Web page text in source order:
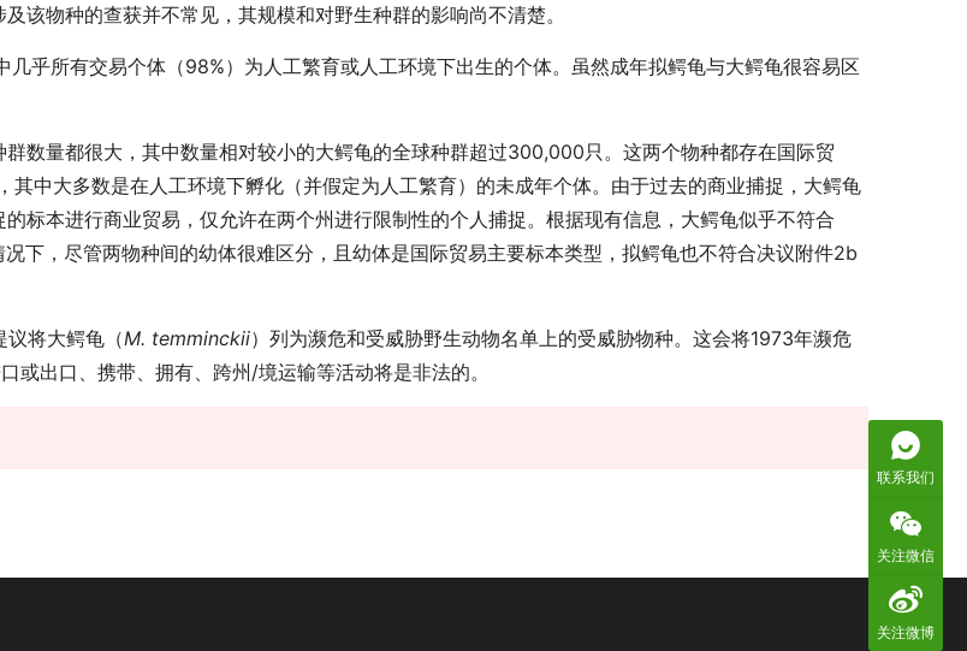
该物种的查获并不常见，其规模和对野生种群的影响尚不清楚。
乎所有交易个体（98%）为人工繁育或人工环境下出生的个体。虽然成年拟鳄龟与大鳄龟很容易区
数量都很大，其中数量相对较小的大鳄龟的全球种群超过300,000只。这两个物种都存在国际贸
中大多数是在人工环境下孵化（并假定为人工繁育）的未成年个体。由于过去的商业捕捉，大鳄龟
标本进行商业贸易，仅允许在两个州进行限制性的个人捕捉。根据现有信息，大鳄龟似乎不符合
下，尽管两物种间的幼体很难区分，且幼体是国际贸易主要标本类型，拟鳄龟也不符合决议附件2b
议将大鳄龟（M. temminckii）列为濒危和受威胁野生动物名单上的受威胁物种。这会将1973年濒危
出口、携带、拥有、跨州/境运输等活动将是非法的。
联系我们
关注微信
关注微博